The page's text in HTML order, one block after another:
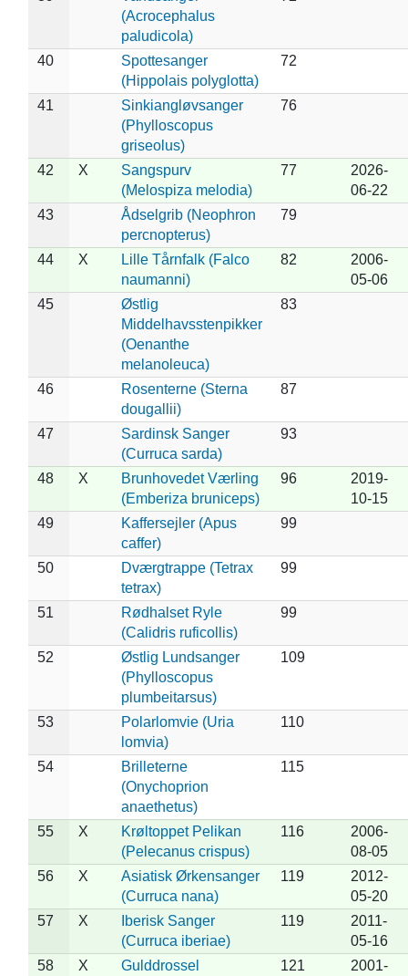
(Acrocephalus
paludicola)
40
Spottesanger
(Hippolais polyglotta)
72
41
Sinkiangløvsanger
(Phylloscopus
griseolus)
76
42 X
Sangspurv
(Melospiza melodia)
77
2026-
06-22
43
Ådselgrib (Neophron
percnopterus)
79
44 X
Lille Tårnfalk (Falco
naumanni)
82
2006-
05-06
45
Østlig
Middelhavsstenpikker
(Oenanthe
melanoleuca)
83
46
Rosenterne (Sterna
dougallii)
87
47
Sardinsk Sanger
(Curruca sarda)
93
48 X
Brunhovedet Værling
(Emberiza bruniceps)
96
2019-
10-15
49
Kaffersejler (Apus
caffer)
99
50
Dværgtrappe (Tetrax
tetrax)
99
51
Rødhalset Ryle
(Calidris ruficollis)
99
52
Østlig Lundsanger
(Phylloscopus
plumbeitarsus)
109
53
Polarlomvie (Uria
lomvia)
110
54
Brilleterne
(Onychoprion
anaethetus)
115
55 X
Krøltoppet Pelikan
(Pelecanus crispus)
116
2006-
08-05
56
X
Asiatisk Ørkensanger
(Curruca nana)
119
2012-
05-20
57
X
Iberisk Sanger
(Curruca iberiae)
119
2011-
05-16
58
X
Gulddrossel
121
2001-